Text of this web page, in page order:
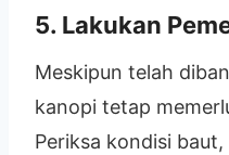
5. Lakukan
Meskipun telah
kanopi tetap
Periksa kondisi